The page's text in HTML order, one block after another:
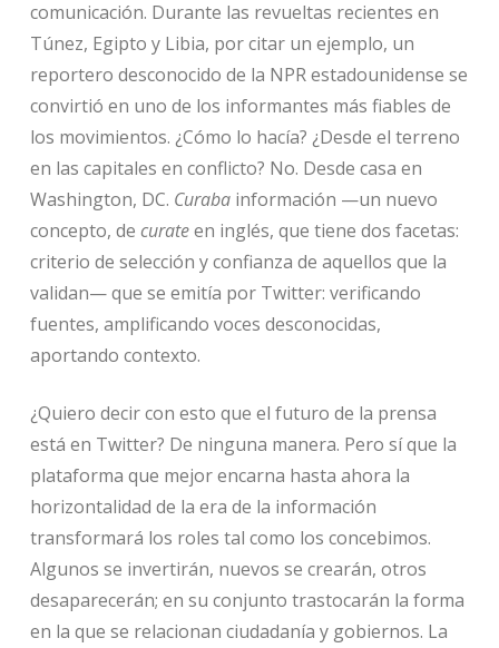
comunicación. Durante las revueltas recientes en
Túnez, Egipto y Libia, por citar un ejemplo, un
reportero desconocido de la NPR estadounidense se
convirtió en uno de los informantes más fiables de
los movimientos. ¿Cómo lo hacía? ¿Desde el terreno
en las capitales en conflicto? No. Desde casa en
Washington, DC. Curabainformación —un nuevo
concepto, de curateen inglés, que tiene dos facetas:
criterio de selección y confianza de aquellos que la
validan— que se emitía por Twitter: verificando
fuentes, amplificando voces desconocidas,
aportando contexto.
¿Quiero decir con esto que el futuro de la prensa
está en Twitter? De ninguna manera. Pero sí que la
plataforma que mejor encarna hasta ahora la
horizontalidad de la era de la información
transformará los roles tal como los concebimos.
Algunos se invertirán, nuevos se crearán, otros
desaparecerán; en su conjunto trastocarán la forma
en la que se relacionan ciudadanía y gobiernos. La